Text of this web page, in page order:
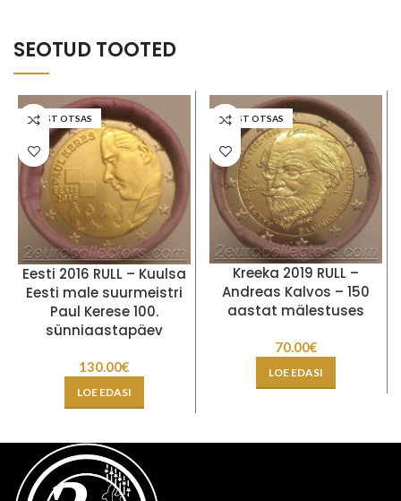
SEOTUD TOOTED
LAOST OTSAS
Eesti 2016 RULL – Kuulsa
Eesti male suurmeistri
Paul Kerese 100.
sünniaastapäev
130.00€
LOE EDASI
LAOST OTSAS
Kreeka 2019 RULL –
Andreas Kalvos – 150
aastat mälestuses
70.00€
LOE EDASI